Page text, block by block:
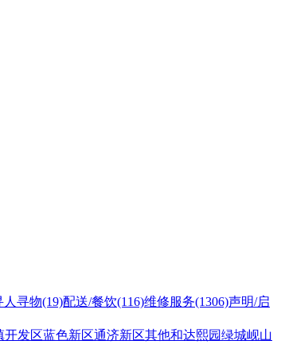
人寻物(19)配送/餐饮(116)维修服务(1306)声明/启
开发区蓝色新区通济新区其他和达熙园绿城岘山